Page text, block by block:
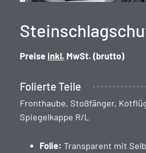
Preise inkl. MwSt. (brut­to)
Folierte Teile
Fron­thaube, Stoßfänger,
Spiegelkappe R/L
Folie: Trans­par­ent mit